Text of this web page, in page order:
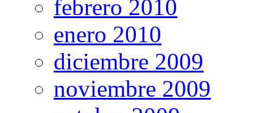
febrero 2010
enero 2010
diciembre 2009
noviembre 2009